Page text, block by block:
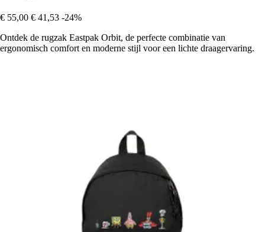
€ 55,00 € 41,53 -24%
Ontdek de rugzak Eastpak Orbit, de perfecte combinatie van
ergonomisch comfort en moderne stijl voor een lichte draagervaring.